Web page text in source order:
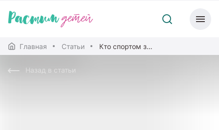
Главная Статьи Кто спортом занимается, тот силы набирается
Назад в статьи